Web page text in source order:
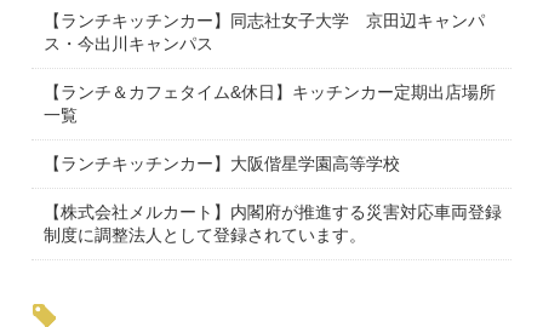
【ランチキッチンカー】同志社女子大学 京田辺キャンパ
ス・今出川キャンパス
【ランチ＆カフェタイム&休日】キッチンカー定期出店場所
一覧
【ランチキッチンカー】大阪偕星学園高等学校
【株式会社メルカート】内閣府が推進する災害対応車両登録
制度に調整法人として登録されています。